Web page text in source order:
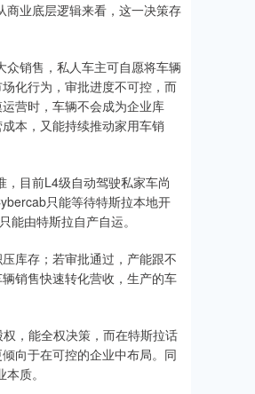
商业底层逻辑来看，这一决策存
销售，私人车主可自愿将车辆
化行为，审批进度不可控，而
营时，车辆不会成为企业库
本，又能持续推动家用车销
目前L4级自动驾驶私家车尚
只能等待特斯拉本地开
由特斯拉自产自运。
库存；若审批通过，产能跟不
销售快速转化营收，生产的车
，能全权决策，而在特斯拉话
向于在可控的企业中布局。同
质。